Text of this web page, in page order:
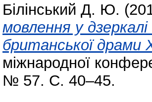
Білінський Д. Ю.
мовлення у
британської
міжнародної
№ 57. С. 40–45.